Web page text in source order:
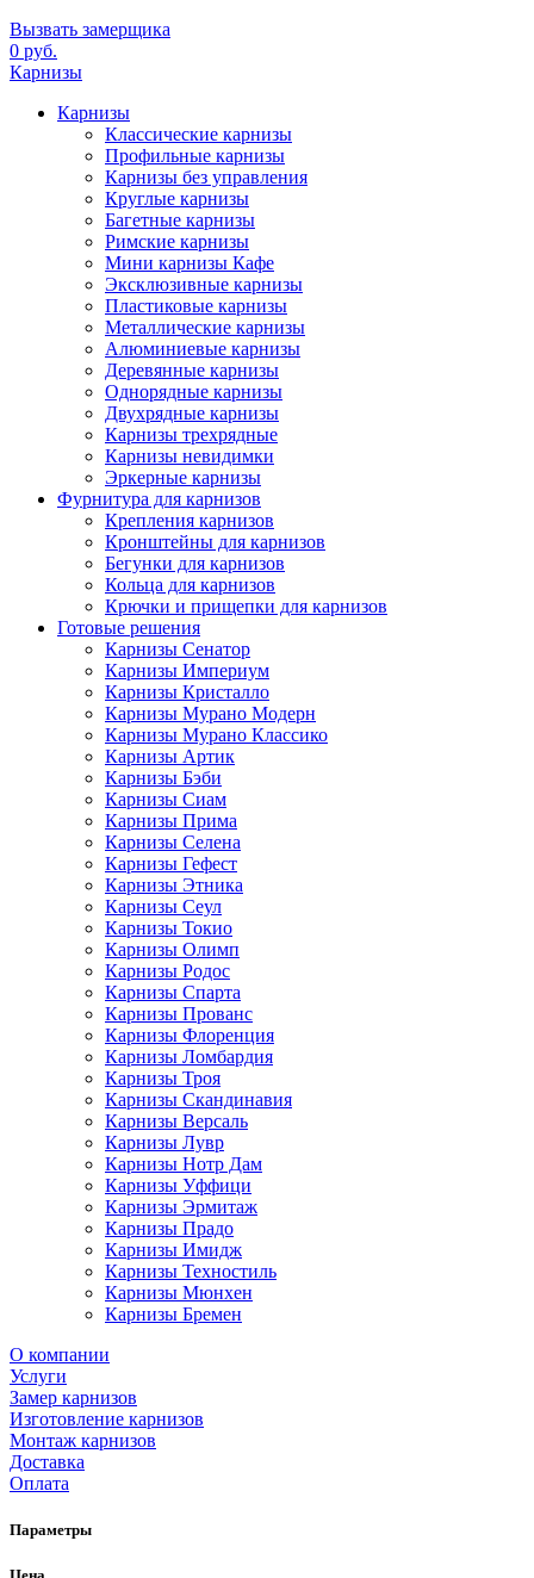
Вызвать замерщика
0 руб.
Карнизы
Карнизы
Классические карнизы
Профильные карнизы
Карнизы без управления
Круглые карнизы
Багетные карнизы
Римские карнизы
Мини карнизы Кафе
Эксклюзивные карнизы
Пластиковые карнизы
Металлические карнизы
Алюминиевые карнизы
Деревянные карнизы
Однорядные карнизы
Двухрядные карнизы
Карнизы трехрядные
Карнизы невидимки
Эркерные карнизы
Фурнитура для карнизов
Крепления карнизов
Кронштейны для карнизов
Бегунки для карнизов
Кольца для карнизов
Крючки и прищепки для карнизов
Готовые решения
Карнизы Сенатор
Карнизы Империум
Карнизы Кристалло
Карнизы Мурано Модерн
Карнизы Мурано Классико
Карнизы Артик
Карнизы Бэби
Карнизы Сиам
Карнизы Прима
Карнизы Селена
Карнизы Гефест
Карнизы Этника
Карнизы Сеул
Карнизы Токио
Карнизы Олимп
Карнизы Родос
Карнизы Спарта
Карнизы Прованс
Карнизы Флоренция
Карнизы Ломбардия
Карнизы Троя
Карнизы Скандинавия
Карнизы Версаль
Карнизы Лувр
Карнизы Нотр Дам
Карнизы Уффици
Карнизы Эрмитаж
Карнизы Прадо
Карнизы Имидж
Карнизы Техностиль
Карнизы Мюнхен
Карнизы Бремен
О компании
Услуги
Замер карнизов
Изготовление карнизов
Монтаж карнизов
Доставка
Оплата
Параметры